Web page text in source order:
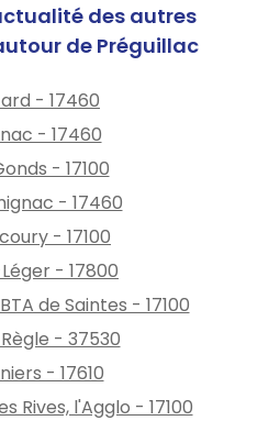
des autres
de Préguillac
- 17460
- 17460
- 17100
- 17460
- 17100
- 17800
de Saintes - 17100
- 37530
- 17610
Rives, l'Agglo - 17100